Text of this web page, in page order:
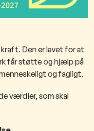
Den er lavet for at
får støtte og hjælp på
og fagligt.
værdier, som skal